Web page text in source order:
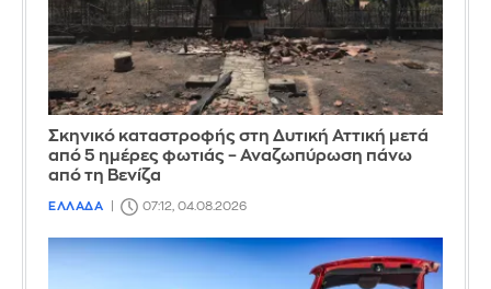
Σκηνικό καταστροφής στη Δυτική Αττική μετά
από 5 ημέρες φωτιάς – Αναζωπύρωση πάνω
από τη Βενίζα
ΕΛΛΑΔΑ 07:12, 04.08.2026